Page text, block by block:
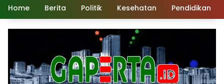
Home Berita Politik Kesehatan Pendidikan